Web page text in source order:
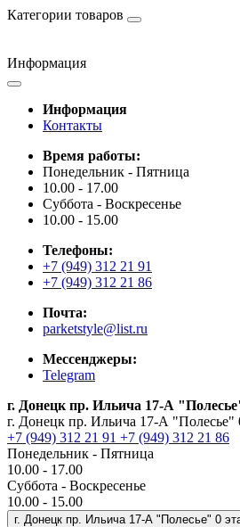
Категории товаров
Информация
Информация
Контакты
Время работы:
Понедельник - Пятница
10.00 - 17.00
Суббота - Воскресенье
10.00 - 15.00
Телефоны:
+7 (949) 312 21 91
+7 (949) 312 21 86
Почта:
parketstyle@list.ru
Мессенджеры:
Telegram
г. Донецк пр. Ильича 17-А
г. Донецк пр. Ильича 17-А "Полесье"
+7 (949) 312 21 91 +7 (949) 312 21 86
Понедельник - Пятница
10.00 - 17.00
Суббота - Воскресенье
10.00 - 15.00
г. Донецк пр. Ильича 17-А "Полесье" 0